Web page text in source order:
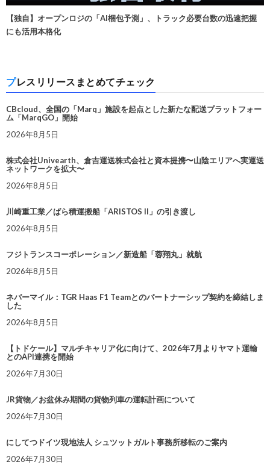
【独自】オープンロジの「AI梱包予測」、トラック必要台数の迅速把握
にも活用本格化
プレスリリースまとめてチェック
CBcloud、全国の「Marq」施設を起点とした新たな配送プラットフォー
ム「MarqGO」開始
2026年8月5日
株式会社Univearth、倉吉運送株式会社と資本提携〜山陰エリアへ実運送
ネットワークを拡大〜
2026年8月5日
川崎重工業／ばら積運搬船「ARISTOS II」の引き渡し
2026年8月5日
フジトランスコーポレーション／新造船「蓉翔丸」就航
2026年8月5日
ネバーマイル：TGR Haas F1 Teamとのパートナーシップ契約を締結しま
した
2026年8月5日
【トドケール】マルチキャリア化に向けて、2026年7月よりヤマト運輸
とのAPI連携を開始
2026年7月30日
JR貨物／お盆休み期間の貨物列車の運転計画について
2026年7月30日
にしてつドイツ現地法人 シュツットガルト事務所移転のご案内
2026年7月30日